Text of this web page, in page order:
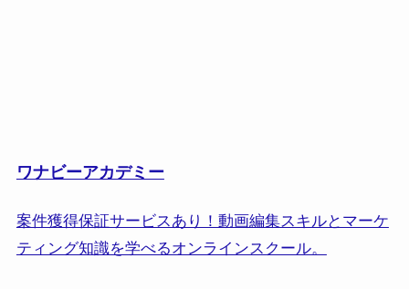
ワナビーアカデミー
案件獲得保証サービスあり！動画編集スキルとマーケ
ティング知識を学べるオンラインスクール。